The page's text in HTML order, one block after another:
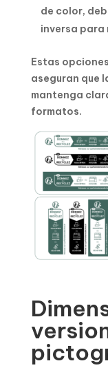
de color,
inversa para
Estas
aseguran que
mantenga
formatos.